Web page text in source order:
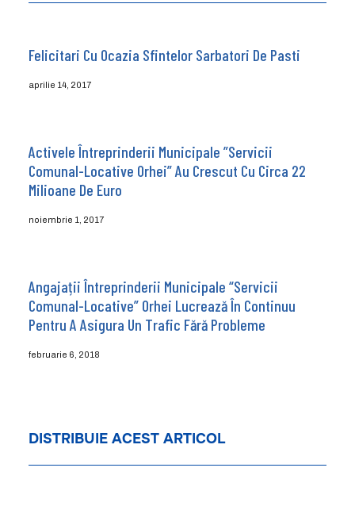
Felicitari Cu Ocazia Sfintelor Sarbatori De Pasti
aprilie 14, 2017
Activele Întreprinderii Municipale ”Servicii
Comunal-Locative Orhei” Au Crescut Cu Circa 22
Milioane De Euro
noiembrie 1, 2017
Angajații Întreprinderii Municipale “Servicii
Comunal-Locative” Orhei Lucrează În Continuu
Pentru A Asigura Un Trafic Fără Probleme
februarie 6, 2018
DISTRIBUIE ACEST ARTICOL